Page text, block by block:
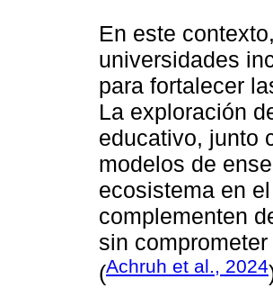
En este contexto,
universidades
para fortalecer
La exploración
educativo, junto
modelos de
ecosistema en
complementen
sin
(Achruh et al., 2024